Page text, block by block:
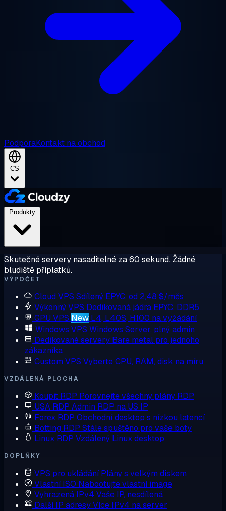
PodporaKontakt na obchod
CS
Skutečné servery nasaditelné za 60 sekund. Žádné
bludiště příplatků.
VÝPOČET
Cloud VPS Sdílený EPYC, od 2,48 $/měs
Výkonný VPS Dedikovaná jádra EPYC, DDR5
GPU VPS New L4, L40S, H100 na vyžádání
Windows VPS Windows Server, plný admin
Dedikované servery Bare metal pro jednoho
zákazníka
Custom VPS Vyberte CPU, RAM, disk na míru
VZDÁLENÁ PLOCHA
Koupit RDP Porovnejte všechny plány RDP
USA RDP Admin RDP na US IP
Forex RDP Obchodní desktop s nízkou latencí
Botting RDP Stále spuštěno pro vaše boty
Linux RDP Vzdálený Linux desktop
DOPLŇKY
VPS pro ukládání Plány s velkým diskem
Vlastní ISO Nabootujte vlastní image
Vyhrazená IPv4 Vaše IP, nesdílená
Další IP adresyVíce IPv4 na server